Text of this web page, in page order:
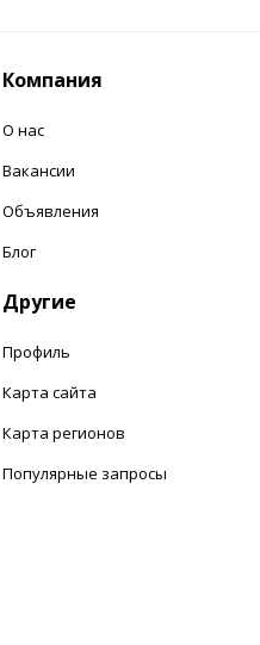
Компания
О нас
Вакансии
Объявления
Блог
Другие
Профиль
Карта сайта
Карта регионов
Популярные запросы